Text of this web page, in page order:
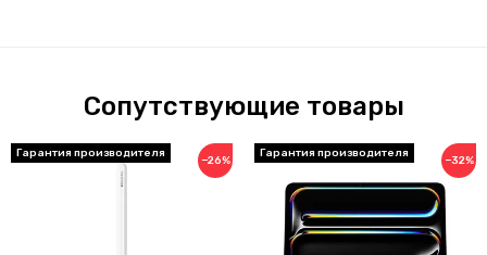
Сопутствующие товары
Гарантия производителя
−26%
Гарантия производителя
−32%